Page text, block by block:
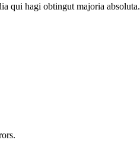
qui hagi obtingut majoria